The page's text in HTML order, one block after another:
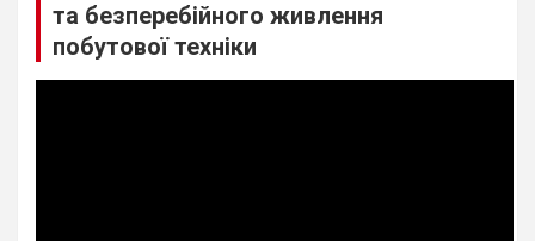
та безперебійного живлення
побутової техніки